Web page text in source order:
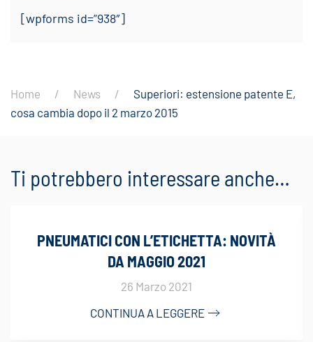
[wpforms id=”938″]
Home News
Superiori: estensione patente E,
cosa cambia dopo il 2 marzo 2015
Ti potrebbero interessare anche…
PNEUMATICI CON L’ETICHETTA: NOVITÀ
DA MAGGIO 2021
26 Marzo 2021
CONTINUA A LEGGERE